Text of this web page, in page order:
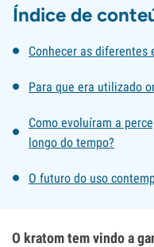
Índice de
Conhecer as diferentes
Para que era utilizado
Como evoluíram a
longo do tempo?
O futuro do uso
O kratom tem vindo a